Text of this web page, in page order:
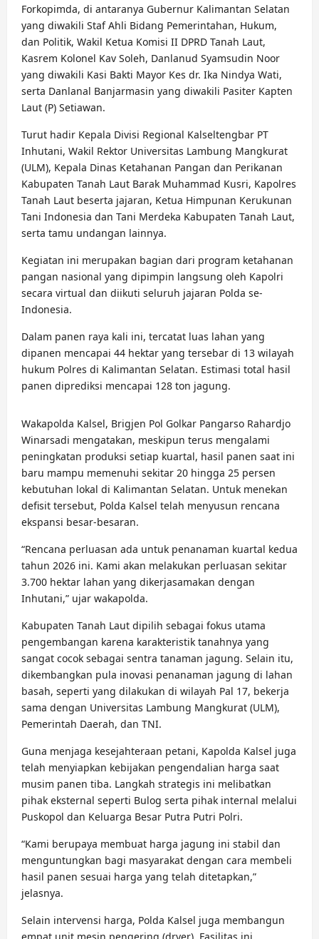
Forkopimda, di antaranya Gubernur Kalimantan Selatan
yang diwakili Staf Ahli Bidang Pemerintahan, Hukum,
dan Politik, Wakil Ketua Komisi II DPRD Tanah Laut,
Kasrem Kolonel Kav Soleh, Danlanud Syamsudin Noor
yang diwakili Kasi Bakti Mayor Kes dr. Ika Nindya Wati,
serta Danlanal Banjarmasin yang diwakili Pasiter Kapten
Laut (P) Setiawan.
Turut hadir Kepala Divisi Regional Kalseltengbar PT
Inhutani, Wakil Rektor Universitas Lambung Mangkurat
(ULM), Kepala Dinas Ketahanan Pangan dan Perikanan
Kabupaten Tanah Laut Barak Muhammad Kusri, Kapolres
Tanah Laut beserta jajaran, Ketua Himpunan Kerukunan
Tani Indonesia dan Tani Merdeka Kabupaten Tanah Laut,
serta tamu undangan lainnya.
Kegiatan ini merupakan bagian dari program ketahanan
pangan nasional yang dipimpin langsung oleh Kapolri
secara virtual dan diikuti seluruh jajaran Polda se-
Indonesia.
Dalam panen raya kali ini, tercatat luas lahan yang
dipanen mencapai 44 hektar yang tersebar di 13 wilayah
hukum Polres di Kalimantan Selatan. Estimasi total hasil
panen diprediksi mencapai 128 ton jagung.
Wakapolda Kalsel, Brigjen Pol Golkar Pangarso Rahardjo
Winarsadi mengatakan, meskipun terus mengalami
peningkatan produksi setiap kuartal, hasil panen saat ini
baru mampu memenuhi sekitar 20 hingga 25 persen
kebutuhan lokal di Kalimantan Selatan. Untuk menekan
defisit tersebut, Polda Kalsel telah menyusun rencana
ekspansi besar-besaran.
“Rencana perluasan ada untuk penanaman kuartal kedua
tahun 2026 ini. Kami akan melakukan perluasan sekitar
3.700 hektar lahan yang dikerjasamakan dengan
Inhutani,” ujar wakapolda.
Kabupaten Tanah Laut dipilih sebagai fokus utama
pengembangan karena karakteristik tanahnya yang
sangat cocok sebagai sentra tanaman jagung. Selain itu,
dikembangkan pula inovasi penanaman jagung di lahan
basah, seperti yang dilakukan di wilayah Pal 17, bekerja
sama dengan Universitas Lambung Mangkurat (ULM),
Pemerintah Daerah, dan TNI.
Guna menjaga kesejahteraan petani, Kapolda Kalsel juga
telah menyiapkan kebijakan pengendalian harga saat
musim panen tiba. Langkah strategis ini melibatkan
pihak eksternal seperti Bulog serta pihak internal melalui
Puskopol dan Keluarga Besar Putra Putri Polri.
“Kami berupaya membuat harga jagung ini stabil dan
menguntungkan bagi masyarakat dengan cara membeli
hasil panen sesuai harga yang telah ditetapkan,”
jelasnya.
Selain intervensi harga, Polda Kalsel juga membangun